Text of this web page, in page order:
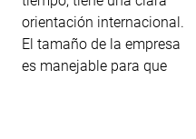
orientación internacional.
El tamaño de la empresa
es manejable para que